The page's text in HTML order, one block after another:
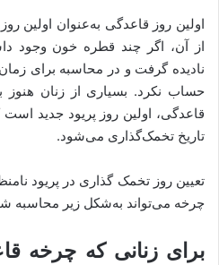
اولین روز قاعدگی به‌عنوان اولین
از آن، اگر چند قطره خون وجود
نادیده گرفت و در محاسبه برای
حساب نکرد. بسیاری از زنان هنوز
قاعدگی، اولین روز پریود جدید
تاریخ تخمک‌گذاری می‌شود.
تعیین روز تخمک گذاری در پریود
چرخه می‌تواند به‌شکل زیر محاسبه